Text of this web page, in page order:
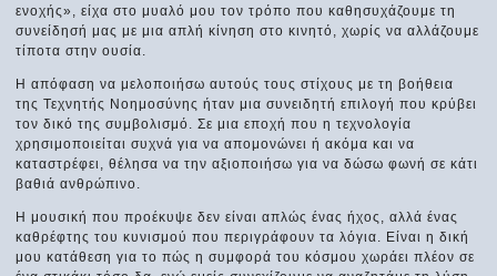
ενοχής», είχα στο μυαλό μου τον τρόπο που καθησυχάζουμε τη
συνείδησή μας με μια απλή κίνηση στο κινητό, χωρίς να αλλάζουμε
τίποτα στην ουσία.
Η απόφαση να μελοποιήσω αυτούς τους στίχους με τη βοήθεια
της Τεχνητής Νοημοσύνης ήταν μια συνειδητή επιλογή που κρύβει
τον δικό της συμβολισμό. Σε μια εποχή που η τεχνολογία
χρησιμοποιείται συχνά για να απομονώνει ή ακόμα και να
καταστρέφει, θέλησα να την αξιοποιήσω για να δώσω φωνή σε κάτι
βαθιά ανθρώπινο.
Η μουσική που προέκυψε δεν είναι απλώς ένας ήχος, αλλά ένας
καθρέφτης του κυνισμού που περιγράφουν τα λόγια. Είναι η δική
μου κατάθεση για το πώς η συμφορά του κόσμου χωράει πλέον σε